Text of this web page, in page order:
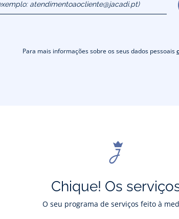
Para mais informações sobre os seus dados pessoais
Chique! Os
O seu programa de serviços feito à